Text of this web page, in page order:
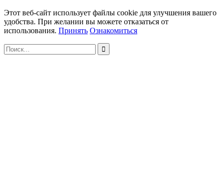
Этот веб-сайт использует файлы cookie для улучшения вашего
удобства. При желании вы можете отказаться от
использования. Принять Ознакомиться